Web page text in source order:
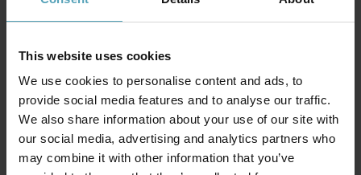
This website uses cookies
We use cookies to personalise content and ads, to
provide social media features and to analyse our traffic.
We also share information about your use of our site with
our social media, advertising and analytics partners who
may combine it with other information that you’ve
EMIBIG LIGHTING EMIBIG LIGHTING
KAMPANJ PRISMATCH